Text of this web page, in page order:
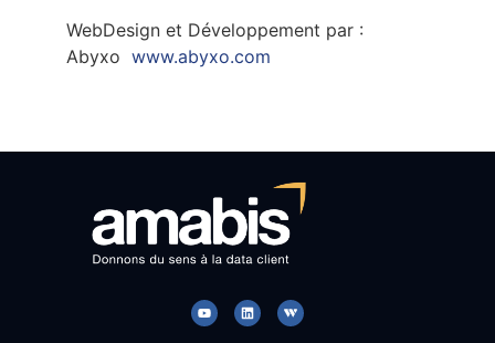
WebDesign et Développement par :
Abyxo www.abyxo.com